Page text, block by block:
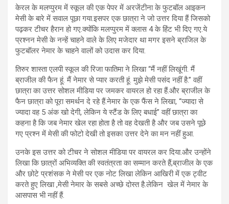
केरल के मलप्पुरम में स्कूल की एक पेपर में अरजेंटीना के फुटबॉल आइकन
मेसी के बारे में सवाल पूछा गया.इसपर एक छात्रा ने जो उत्तर दिया हैं जिसको
पढ़कर टीचर हैरान हो गए.क्योंकि मलप्पुरम में क्लास 4 के हिंट भी दिए गए.ये
प्रश्नन मेसी के नन्हें चाहने वाले के लिए मजेदार था मगर इसने ब्राजिल के
फुटबॉलर नेमार के चाहने वालों को उदास कर दिया.
तिरुर शास्ता एलपी स्कूल की रिजा फातिमा ने लिखा “मैं नहीं लिखूंगी. मैं
ब्राजील की फैन हूं. मैं नेमार से प्यार करती हूं. मुझे मेसी पसंद नहीं है.” वहीं
छात्रा का उत्तर सोशल मीडिया पर जमकर वायरल हो रहा हैं.और ब्राजील के
फैन छात्रा को पूरा समर्थन दे रहे हैं.नेमार के एक फैंस ने लिखा, “ज्यादा से
ज्यादा वह 5 अंक खो देगी, लेकिन ये स्टैंड के लिए बधाई” वहीं छात्रा का
कहना है कि जब नेमार खेल रहा होता है तो वह देखती है और जब उसने पूछे
गए प्रश्न में मेसी की फोटो देखी तो इसका उत्तर देने का मन नहीं हुआ.
उनके इस उत्तर को टीचर ने सोशल मीडिया पर वायरल कर दिया.और उन्होंने
लिखा कि छात्रों अभिव्यक्ति की स्वतंत्रता का सम्मान करते हैं,ब्राजील के एक
और छोटे प्रशंसक ने मेसी पर एक नोट लिखा लेकिन आखिरी में एक ट्वीट
करते हुए लिखा ,मेसी नेमार के सबसे अच्छे दोस्त है.लेकिन खेल में नेमार के
आसपास भी नहीं हैं.